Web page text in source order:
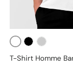
Blanc
T-Shirt Homme